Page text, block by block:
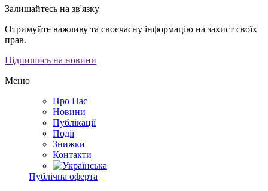
Залишайтесь на зв'язку
Отримуйте важливу та своєчасну інформацію на захист своїх
прав.
Підпишись на новини
Меню
Про Нас
Новини
Публікації
Події
Знижки
Контакти
Публічна оферта